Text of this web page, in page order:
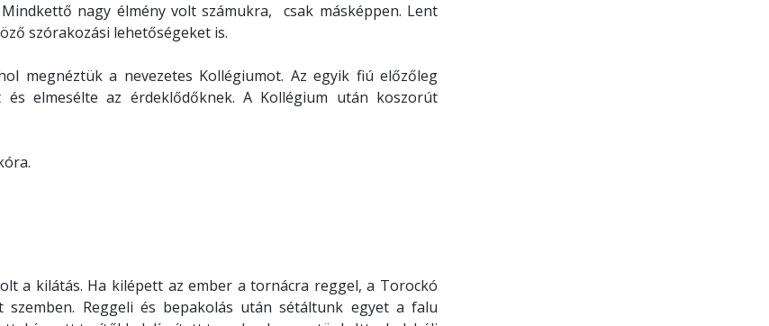
nagy élmény volt számukra, csak másképpen. Lent
szórakozási lehetőségeket is.
megnéztük a nevezetes Kollégiumot. Az egyik fiú előzőleg
elmesélte az érdeklődőknek. A Kollégium után koszorút
a kilátás. Ha kilépett az ember a tornácra reggel, a Torockó
Reggeli és bepakolás után sétáltunk egyet a falu